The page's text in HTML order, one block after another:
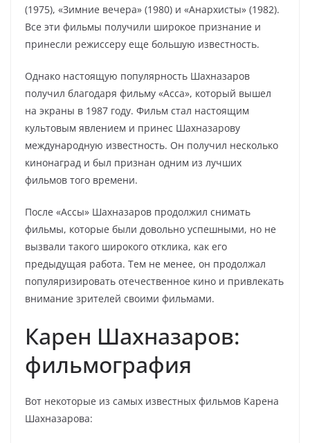
(1975), «Зимние вечера» (1980) и «Анархисты» (1982).
Все эти фильмы получили широкое признание и
принесли режиссеру еще большую известность.
Однако настоящую популярность Шахназаров
получил благодаря фильму «Асса», который вышел
на экраны в 1987 году. Фильм стал настоящим
культовым явлением и принес Шахназарову
международную известность. Он получил несколько
кинонаград и был признан одним из лучших
фильмов того времени.
После «Ассы» Шахназаров продолжил снимать
фильмы, которые были довольно успешными, но не
вызвали такого широкого отклика, как его
предыдущая работа. Тем не менее, он продолжал
популяризировать отечественное кино и привлекать
внимание зрителей своими фильмами.
Карен Шахназаров:
фильмография
Вот некоторые из самых известных фильмов Карена
Шахназарова: